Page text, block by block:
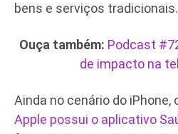
bens e serviços tradicionais.
Ouça também: Podcast
de impacto na
Ainda no cenário do
Apple possui o aplicativo